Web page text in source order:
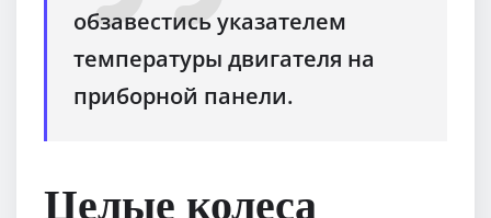
обзавестись указателем
температуры двигателя на
приборной панели.
Целые колеса